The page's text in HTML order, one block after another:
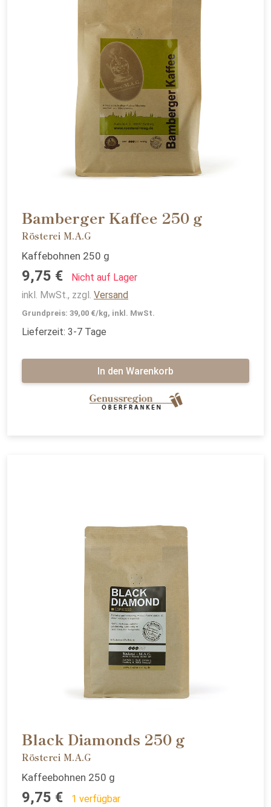
Bamberger Kaffee 250 g
Rösterei M.A.G
Kaffebohnen 250 g
9,75 €
Nicht auf Lager
inkl. MwSt., zzgl. Versand
Grundpreis: 39,00 €/kg, inkl. MwSt.
Lieferzeit: 3-7 Tage
In den Warenkorb
Black Diamonds 250 g
Rösterei M.A.G
Kaffeebohnen 250 g
9,75 € 1 verfügbar